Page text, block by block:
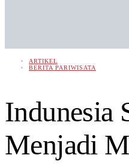
ARTIKEL
BERITA PARIWISATA
Indunesia
Menjadi